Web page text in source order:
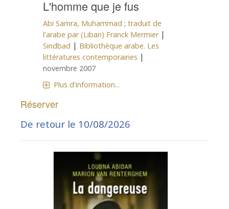
L'homme que je fus
Abi Samra, Muhammad ;traduit de
l'arabe par (Liban) Franck Mermier |
Sindbad | Bibliothèque arabe. Les
littératures contemporaines |
novembre 2007
Plus d'information...
Réserver
De retour le 10/08/2026